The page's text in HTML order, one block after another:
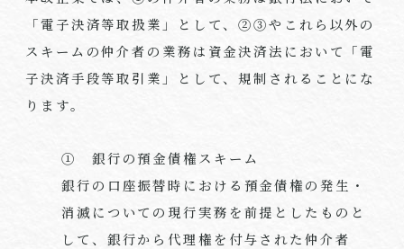
「電子決済等取扱業」として、②③やこれら以外の
スキームの仲介者の業務は資金決済法において「電
子決済手段等取引業」として、規制されることにな
ります。
① 銀行の預金債権スキーム
銀行の口座振替時における預金債権の発生・
消滅についての現行実務を前提としたものと
して、銀行から代理権を付与された仲介者